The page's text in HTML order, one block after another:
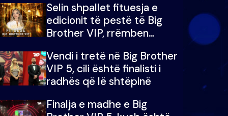
Selin shpallet fituesja e
edicionit të pestë të Big
Brother VIP, rrëmben
mijë eurosh
Vendi i tretë në Big Brother
VIP 5, cili është finalisti i
radhës që lë shtëpinë
Finalja e madhe e Big